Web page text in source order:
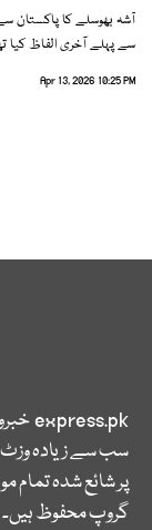
آشہ بھوسلے کا پاکستان
سے پہلے آخری الفاظ کیا
Apr 13, 2026 10:25 PM
express.pk
سب سے زیادہ
پر شائع شدہ
گروپ محفوظ ہیں۔